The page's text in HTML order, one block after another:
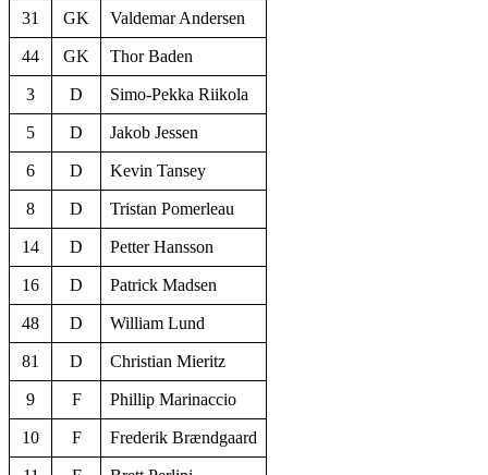
31 GK Valdemar Andersen
44 GK Thor Baden
3 D Simo-Pekka Riikola
5 D Jakob Jessen
6 D Kevin Tansey
8 D Tristan Pomerleau
14 D Petter Hansson
16 D Patrick Madsen
48 D William Lund
81 D Christian Mieritz
9 F Phillip Marinaccio
10 F Frederik Brændgaard